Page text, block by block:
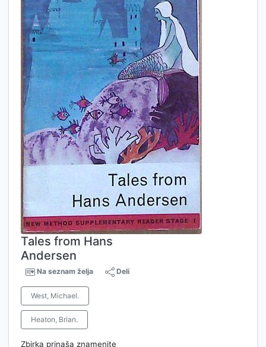
Tales from Hans
Andersen
Na seznam želja Deli
West, Michael.
Heaton, Brian.
Zbirka prinaša znamenite